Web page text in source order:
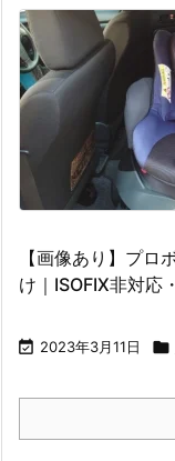
【画像あり】プロ
け｜ISOFIX非対応
 2023年3月11日 